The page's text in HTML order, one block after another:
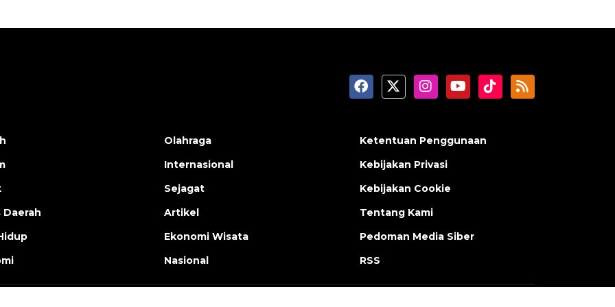
Olahraga
Internasional
Sejagat
Artikel
Ekonomi Wisata
Nasional
Ketentuan Penggunaan
Kebijakan Privasi
Kebijakan Cookie
Tentang Kami
Pedoman Media Siber
RSS